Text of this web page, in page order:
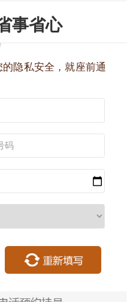
事省心
隐私安全，就座前通